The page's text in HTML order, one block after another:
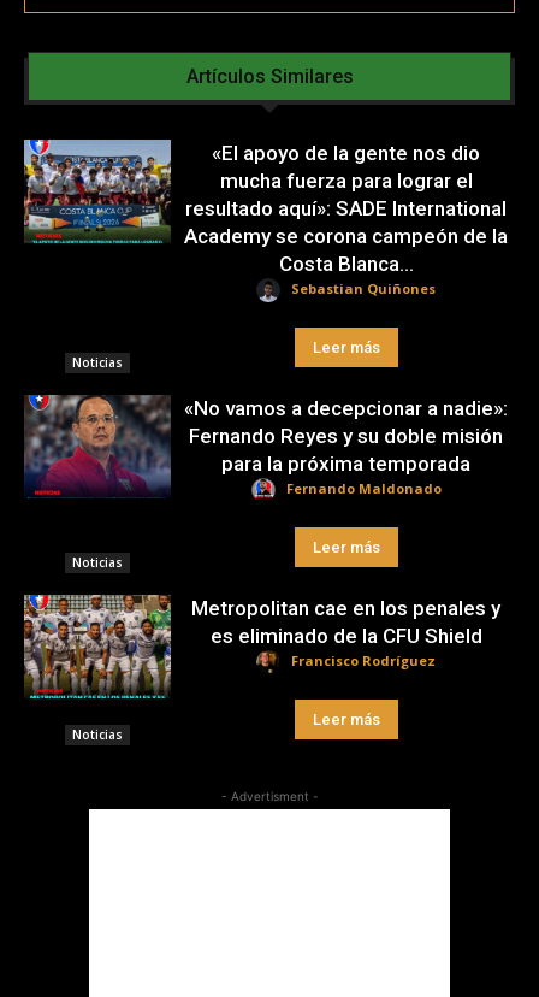
Artículos Similares
Noticias
«El apoyo de la gente nos dio
mucha fuerza para lograr el
resultado aquí»: SADE International
Academy se corona campeón de la
Costa Blanca...
Sebastian Quiñones
Leer más
Noticias
«No vamos a decepcionar a nadie»:
Fernando Reyes y su doble misión
para la próxima temporada
Fernando Maldonado
Leer más
Noticias
Metropolitan cae en los penales y
es eliminado de la CFU Shield
Francisco Rodríguez
Leer más
- Advertisment -